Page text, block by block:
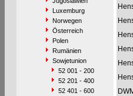
Luxemburg
Norwegen
Österreich
Polen
Rumänien
Sowjetunion
52 001 - 200
52 201 - 400
52 401 - 600